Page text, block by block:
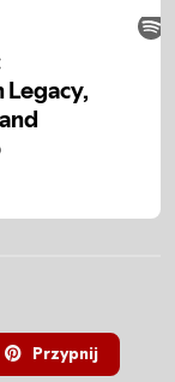
Przypnij